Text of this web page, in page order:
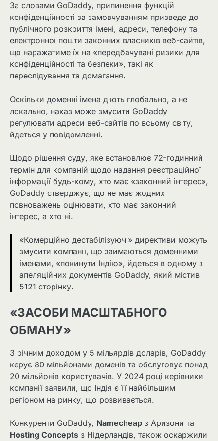
За словами GoDaddy, припинення функцій
конфіденційності за замовчуванням призведе до
публічного розкриття імені, адреси, телефону та
електронної пошти законних власників веб-сайтів,
що наражатиме їх на «передбачувані ризики для
конфіденційності та безпеки», такі як
переслідування та домагання.
Оскільки доменні імена діють глобально, а не
локально, наказ може змусити GoDaddy
регулювати адреси веб-сайтів по всьому світу,
йдеться у повідомленні.
Щодо рішення суду, яке встановлює 72-годинний
термін для компаній щодо надання реєстраційної
інформації будь-кому, хто має «законний інтерес»,
GoDaddy стверджує, що не має жодних
повноважень оцінювати, хто має законний
інтерес, а хто ні.
«Комерційно дестабілізуючі» директиви можуть
змусити компанії, що займаються доменними
іменами, «покинути Індію», йдеться в одному з
апеляційних документів GoDaddy, який містив
5121 сторінку.
«ЗАСОБИ МАСШТАБНОГО
ОБМАНУ»
З річним доходом у 5 мільярдів доларів, GoDaddy
керує 80 мільйонами доменів та обслуговує понад
20 мільйонів користувачів. У 2024 році керівники
компанії заявили, що Індія є її найбільшим
регіоном на ринку, що розвивається.
Конкуренти GoDaddy, Namecheap з Аризони та
Hosting Concepts з Нідерландів, також оскаржили